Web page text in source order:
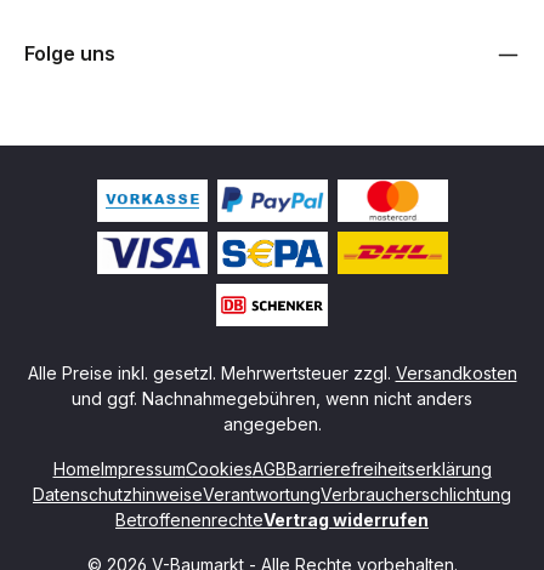
Folge uns
Alle Preise inkl. gesetzl. Mehrwertsteuer zzgl. Versandkosten
und ggf. Nachnahmegebühren, wenn nicht anders
angegeben.
© 2026 V-Baumarkt - Alle Rechte vorbehalten.
HomeImpressumCookiesAGBBarrierefreiheitserklärung
DatenschutzhinweiseVerantwortungVerbraucherschlichtung
BetroffenenrechteVertrag widerrufen